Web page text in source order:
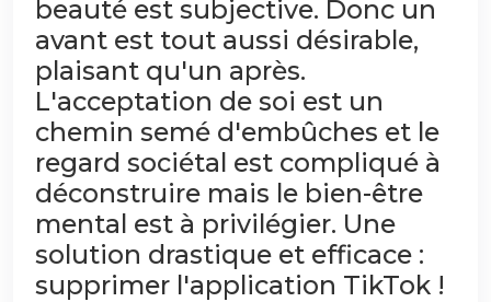
beauté est subjective. Donc un
avant est tout aussi désirable,
plaisant qu'un après.
L'acceptation de soi est un
chemin semé d'embûches et le
regard sociétal est compliqué à
déconstruire mais le bien-être
mental est à privilégier. Une
solution drastique et efficace :
supprimer l'application TikTok !